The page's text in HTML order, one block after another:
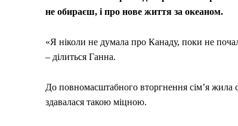
не обираєш, і про нове життя за океаном.
«Я ніколи не думала про Канаду, поки не
– ділиться Ганна.
До повномасштабного вторгнення сім’я жила
здавалася такою міцною.